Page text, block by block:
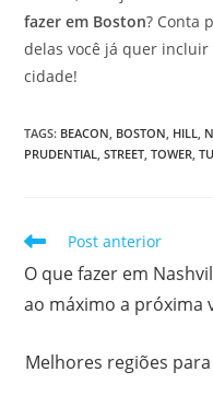
fazer em Boston? Conta
delas você já quer
cidade!
TAGS: BEACON, BOSTON, HILL,
PRUDENTIAL, STREET, TOWER,
Leia
artigos
Post anterior
O que fazer em
ao máximo a próxima
Melhores regiões